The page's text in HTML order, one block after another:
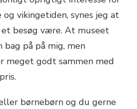
og vikingetiden, synes jeg at
besøg være. At museet
bag på på mig, men
meget godt sammen med
børnebørn og du gerne